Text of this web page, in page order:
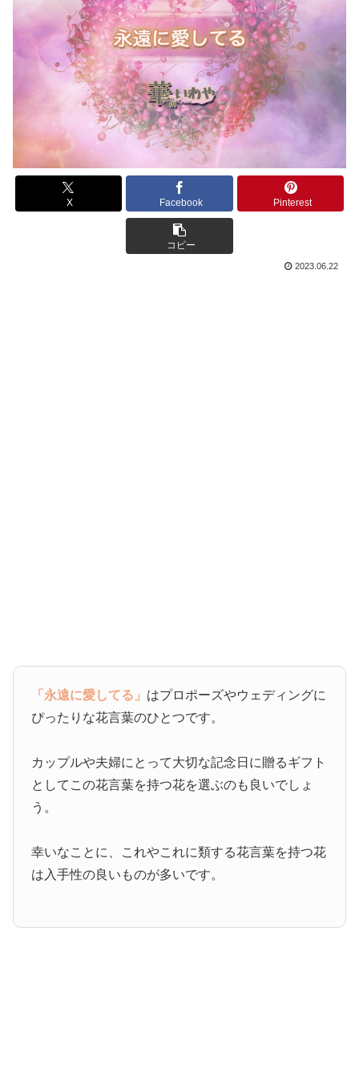
X Facebook Pinterest
コピー
2023.06.22
「永遠に愛してる」 はプロポーズやウェディングに
ぴったりな花言葉のひとつです。
カップルや夫婦にとって大切な記念日に贈るギフト
としてこの花言葉を持つ花を選ぶのも良いでしょ
う。
幸いなことに、これやこれに類する花言葉を持つ花
は入手性の良いものが多いです。